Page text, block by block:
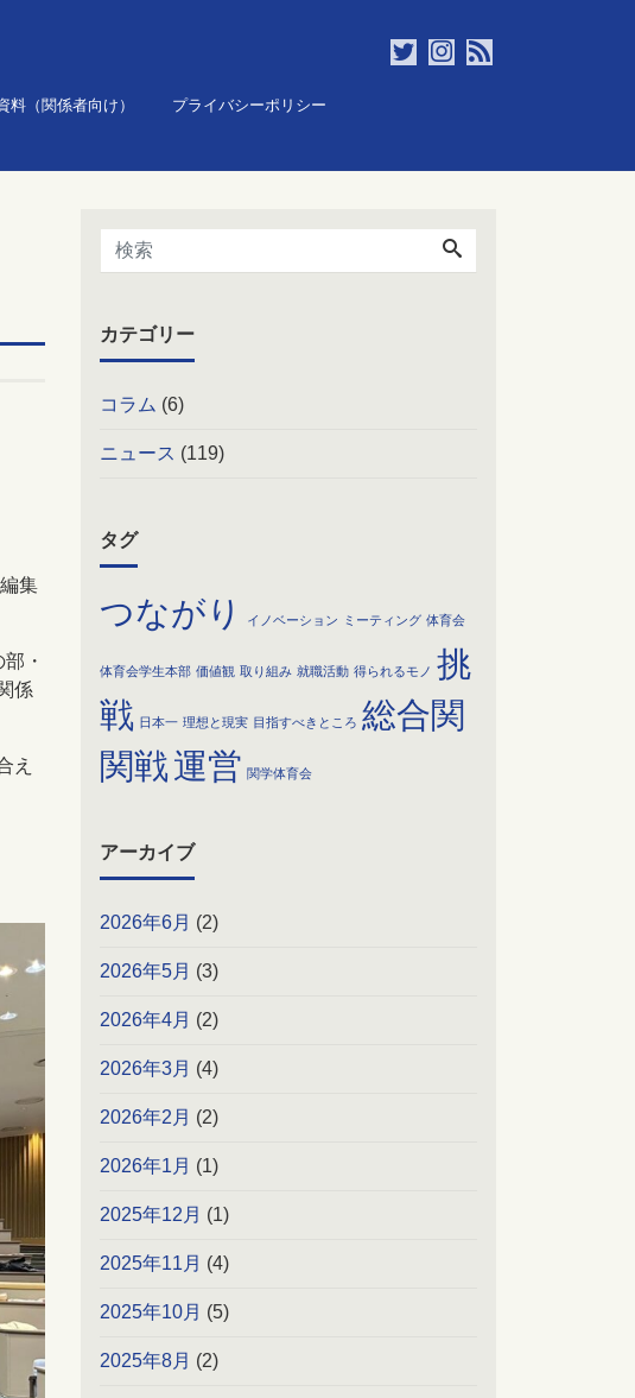
料（関係者向け） プライバシーポリシー
集
・
係
え
カテゴリー
コラム (6)
ニュース (119)
タグ
つながり イノベーション ミーティング 体育会
体育会学生本部 価値観 取り組み 就職活動 得られるモノ 挑
戦 日本一 理想と現実 目指すべきところ 総合関
関戦運営 関学体育会
アーカイブ
2026年6月 (2)
2026年5月 (3)
2026年4月 (2)
2026年3月 (4)
2026年2月 (2)
2026年1月 (1)
2025年12月 (1)
2025年11月 (4)
2025年10月 (5)
2025年8月 (2)